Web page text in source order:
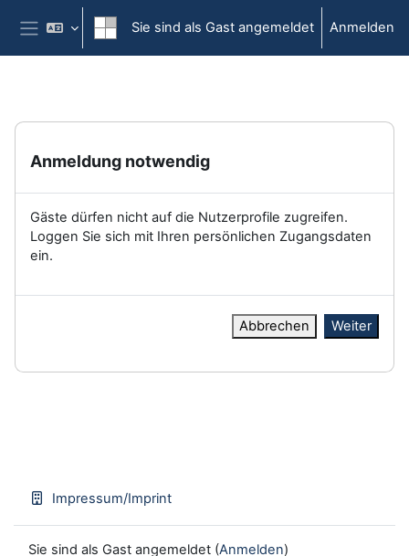
Zum Hauptinhalt
Website-Übersicht
Sie sind als Gast angemeldet Anmelden
Anmeldung notwendig
Gäste dürfen nicht auf die Nutzerprofile zugreifen.
Loggen Sie sich mit Ihren persönlichen Zugangsdaten
ein.
Abbrechen Weiter
Impressum/Imprint
Sie sind als Gast angemeldet (Anmelden)